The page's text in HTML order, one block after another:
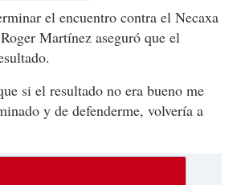
el encuentro contra el Necaxa
Martínez aseguró que el
si el resultado no era bueno me
y de defenderme, volvería a